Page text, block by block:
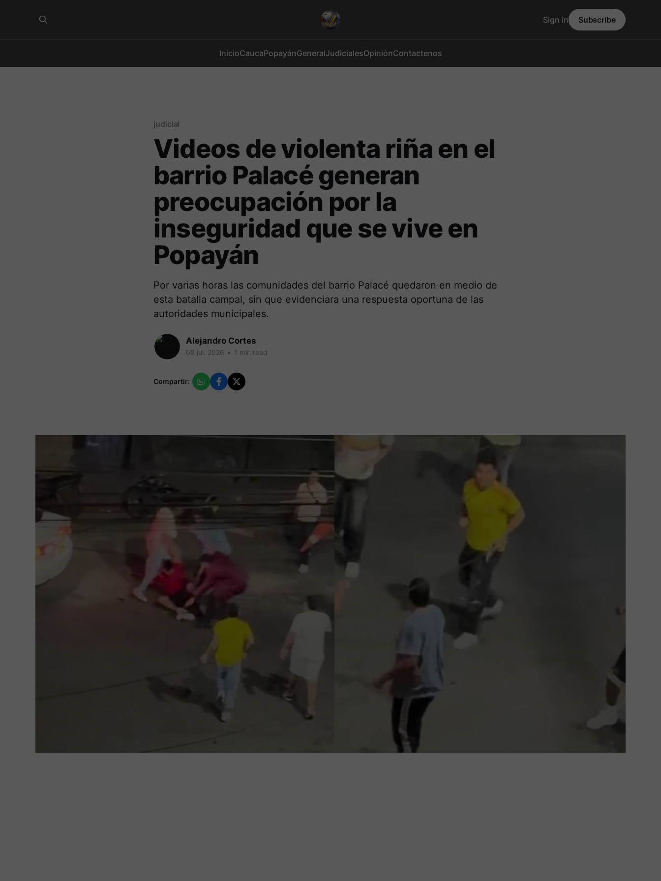
InicioCaucaPopayánGeneralJudicialesOpiniónContactenos
Sign in Subscribe
judicial
Videos de violenta riña en el
barrio Palacé generan
preocupación por la
inseguridad que se vive en
Popayán
Por varias horas las comunidades del barrio Palacé quedaron en medio de
esta batalla campal, sin que evidenciara una respuesta oportuna de las
autoridades municipales.
Alejandro Cortes
08 jul. 2026 • 1 min read
Compartir: